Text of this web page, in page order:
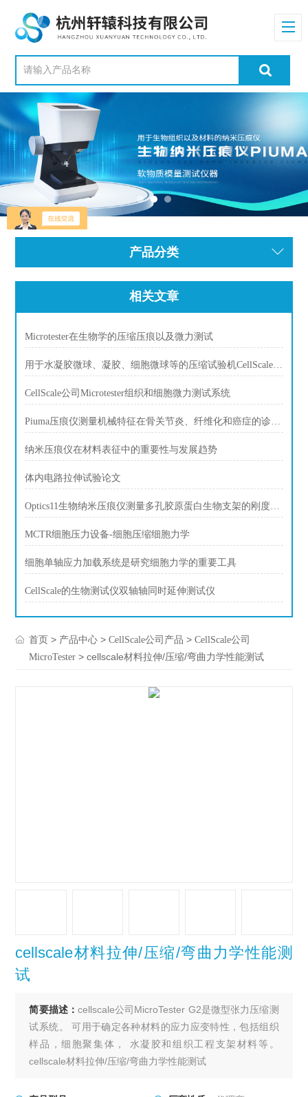
产品分类
相关文章
Microtester在生物学的压缩压痕以及微力测试
用于水凝胶微球、凝胶、细胞微球等的压缩试验机CellScale公司Microtester
CellScale公司Microtester组织和细胞微力测试系统
Piuma压痕仪测量机械特征在骨关节炎、纤维化和癌症的诊断中发挥作用。
纳米压痕仪在材料表征中的重要性与发展趋势
体内电路拉伸试验论文
Optics11生物纳米压痕仪测量多孔胶原蛋白生物支架的刚度、杨氏模量、表征
MCTR细胞压力设备-细胞压缩细胞力学
细胞单轴应力加载系统是研究细胞力学的重要工具
CellScale的生物测试仪双轴轴同时延伸测试仪
首页 > 产品中心 >CellScale公司产品 >CellScale公司
MicroTester > cellscale材料拉伸/压缩/弯曲力学性能测试
cellscale材料拉伸/压缩/弯曲力学性能测
试
简要描述：cellscale公司MicroTester G2是微型张力压缩测
试系统。 可用于确定各种材料的应力应变特性，包括组织
样品，细胞聚集体， 水凝胶和组织工程支架材料等。
cellscale材料拉伸/压缩/弯曲力学性能测试